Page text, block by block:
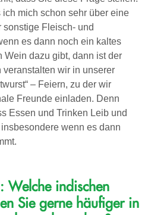
ich mich schon sehr über eine
Fleisch- und
es dann noch ein kaltes
Wein dazu gibt, dann ist der
veranstalten wir in unserer
– Feiern, zu der wir
Freunde einladen. Denn
Essen und Trinken Leib und
wenn es dann
Welche indischen
Sie gerne häufiger in